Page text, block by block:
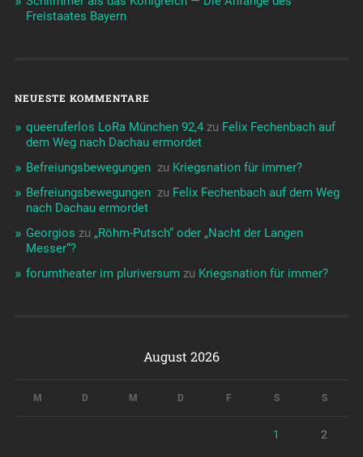
Freistaates Bayern
NEUESTE KOMMENTARE
queeruferlos LoRa München 92,4zu Felix Fechenbach auf
dem Weg nach Dachau ermordet
Befreiungsbewegungen ️‍ zu Kriegsnation für immer?
Befreiungsbewegungen ️‍ zu Felix Fechenbach auf dem Weg
nach Dachau ermordet
Georgios zu „Röhm-Putsch“ oder „Nacht der Langen
Messer“?
forumtheater im pluriversum zu Kriegsnation für immer?
August 2026
M D M D F S S
1 2